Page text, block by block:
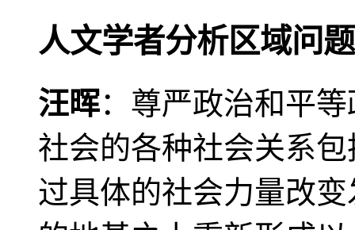
人文学者分析区域问题
汪晖：尊严政治和平
社会的各种社会关系
过具体的社会力量改